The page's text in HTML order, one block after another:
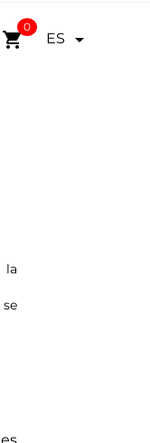
shopping_cart
0
ES 
la